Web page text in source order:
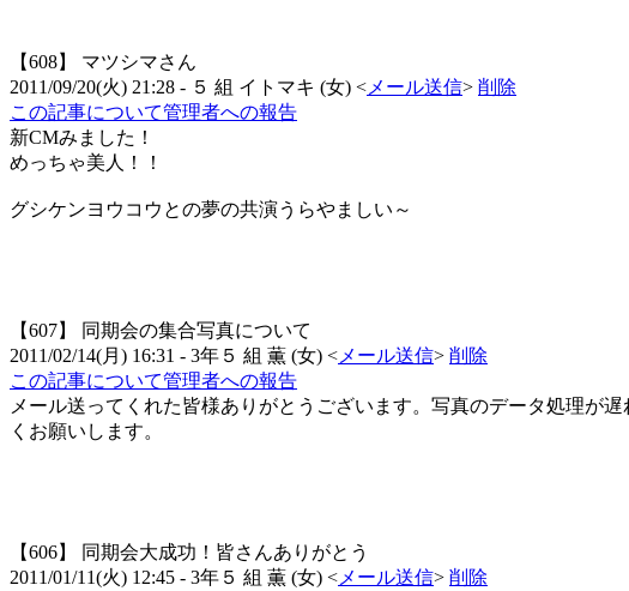
【608】 マツシマさん
2011/09/20(火) 21:28 - ５ 組 イトマキ (女) < メール送信> 削除
この記事について管理者への報告
新CMみました！
めっちゃ美人！！
グシケンヨウコウとの夢の共演うらやましい～
【607】
同期会の集合写真について
2011/02/14(月) 16:31 - 3年５ 組 薫 (女) < メール送信> 削除
この記事について管理者への報告
メール送ってくれた皆様ありがとうございます。写真のデータ処理が
くお願いします。
【606】
同期会大成功！皆さんありがとう
2011/01/11(火) 12:45 - 3年５ 組 薫 (女) < メール送信> 削除